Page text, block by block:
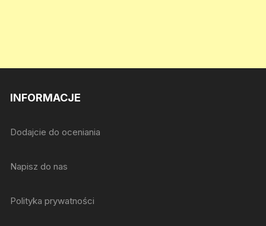
INFORMACJE
Dodajcie do oceniania
Napisz do nas
Polityka prywatności